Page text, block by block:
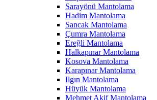
Sarayönü Mantolama
Hadim Mantolama
Sancak Mantolama
Çumra Mantolama
Ereğli Mantolama
Halkapınar Mantolama
Kosova Mantolama
Karapınar Mantolama
Ilgın Mantolama
Hüyük Mantolama
Mehmet Akif Mantolama